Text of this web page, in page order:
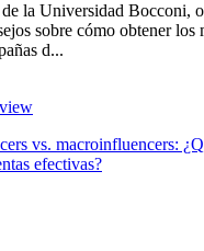
la Universidad Bocconi,
sobre cómo obtener los
d...